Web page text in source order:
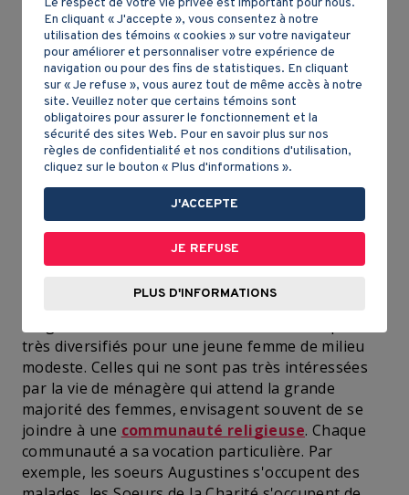
Une option pour les femmes
Dans ce contexte, il est très valorisant de faire
religion ». En 1905, les choix de vie ne sont pas
très diversifiés pour une jeune femme de milieu
modeste. Celles qui ne sont pas très intéressées
par la vie de ménagère qui attend la grande
majorité des femmes, envisagent souvent de se
joindre à une communauté religieuse. Chaque
communauté a sa vocation particulière. Par
exemple, les soeurs Augustines s'occupent des
Le respect de votre vie privée est important pour nous.
En cliquant « J'accepte », vous consentez à notre
utilisation des témoins « cookies » sur votre navigateur
pour améliorer et personnaliser votre expérience de
navigation ou pour des fins de statistiques. En cliquant
sur « Je refuse », vous aurez tout de même accès à notre
site. Veuillez noter que certains témoins sont
obligatoires pour assurer le fonctionnement et la
sécurité des sites Web. Pour en savoir plus sur nos
règles de confidentialité et nos conditions d'utilisation,
cliquez sur le bouton « Plus d'informations ».
J'ACCEPTE
JE REFUSE
PLUS D'INFORMATIONS